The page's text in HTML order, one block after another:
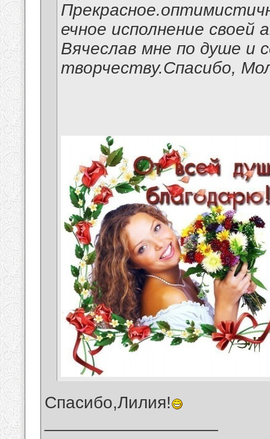
ечное исполнение своей
Вячеслав мне по душе и
творчеству.Спасибо,
Спасибо,Лилия!